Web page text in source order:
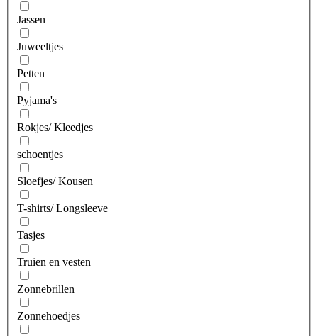
Jassen
Juweeltjes
Petten
Pyjama's
Rokjes/ Kleedjes
schoentjes
Sloefjes/ Kousen
T-shirts/ Longsleeve
Tasjes
Truien en vesten
Zonnebrillen
Zonnehoedjes